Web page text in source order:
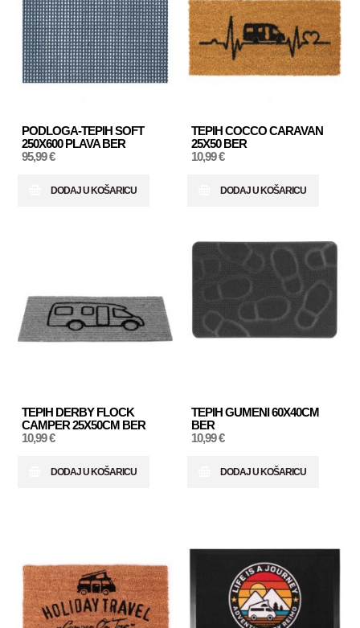
PODLOGA-TEPIH SOFT
250X600 PLAVA BER
95,99 €
DODAJ U KOŠARICU
TEPIH COCCO CARAVAN
25X50 BER
10,99 €
DODAJ U KOŠARICU
TEPIH DERBY FLOCK
CAMPER 25X50CM BER
10,99 €
DODAJ U KOŠARICU
TEPIH GUMENI 60X40CM
BER
10,99 €
DODAJ U KOŠARICU